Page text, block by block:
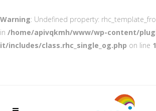
Warning: Undefined property:
in /home/apivqkmh/www/wp-content/
it/includes/class.rhc_single_og.php on line